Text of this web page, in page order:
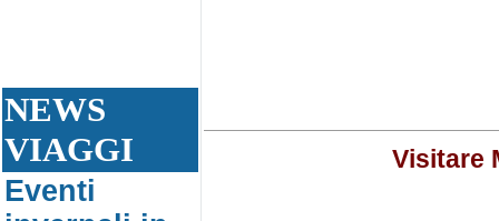
NEWS
VIAGGI
Eventi
Visitare